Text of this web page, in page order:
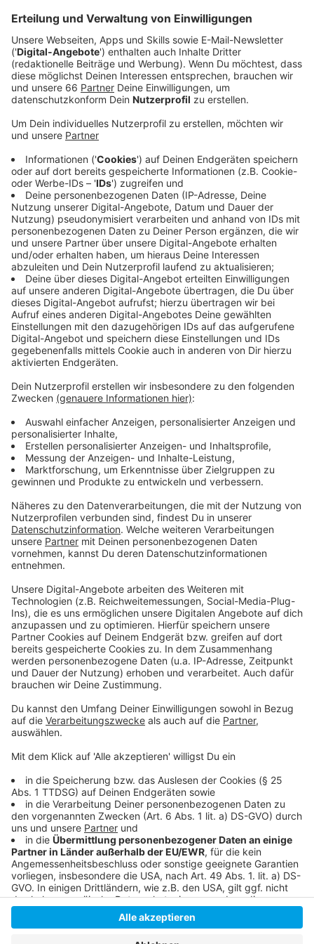
Anzeige
Der DRK Treff Gerresheim lädt heute zum Beispiel
zum Frauenfrühstück ein, Mütter mit Kleinkindern sind
bis 12 Uhr willkommen. Die Handwerkskammer
"weibliche Nachfolge in Betrieben" an und im Rathaus
Frauenforums ab 18 Uhr. Die Volkshochschule bietet
einen Kurs zu Frauenliteratur in der Romantik an und
mitten in der Stadt öffnet am Nachmittag (8.März
2023 ab 14 Uhr) ein Infostand der Notschlafstelle
Knackpunkt. Am Sonntag lief schon eine große
Matinee im Schauspielhaus, mit Vorträgen,
Performances und Diskussionen mit
Oberbürgermeister Keller und dem Amt für
Gleichstellung und Antidiskriminierung.
Anzeige
Weitere Infos und Links zum Thema
Anzeige
Stadt erklärt März zum Frauenmonat
Ehegattensplitting sollte geändert werden
Rechtsexperten fordern lebenslange Haft für
Femizide
Dies sind verschiedene Angebote der Stadt:
Weltfrauentag
Pressemitteilung der Stadt
Lesung von Frauen für Frauen
Beratung geflüchteter Frauen
Frauentesttag der Aidshilfe Düsseldorf
Anzeige
Anzeige